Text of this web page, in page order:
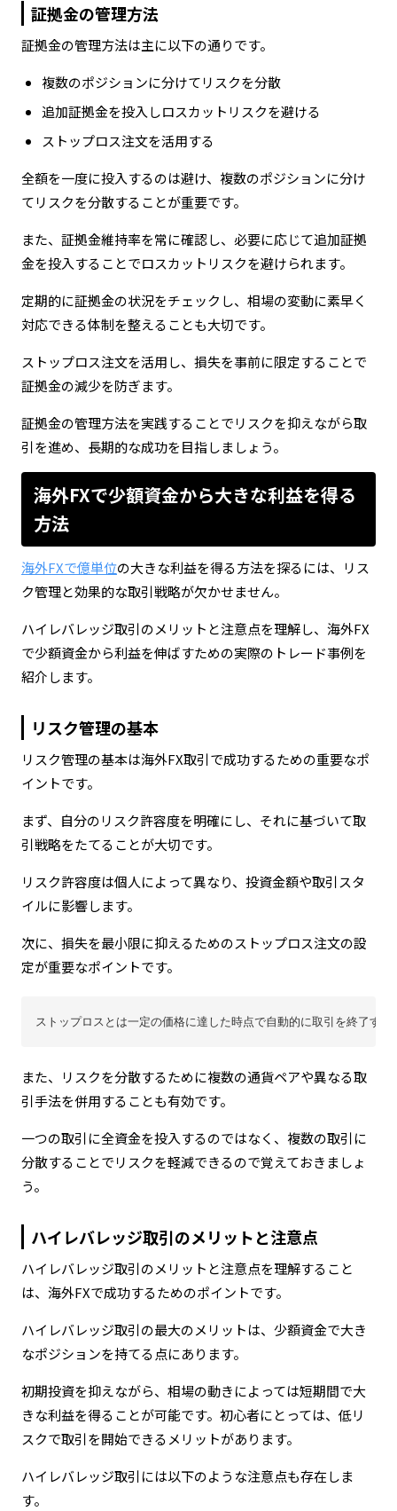
証拠金の管理方法
証拠金の管理方法は主に以下の通りです。
複数のポジションに分けてリスクを分散
追加証拠金を投入しロスカットリスクを避ける
ストップロス注文を活用する
全額を一度に投入するのは避け、複数のポジションに分け
てリスクを分散することが重要です。
また、証拠金維持率を常に確認し、必要に応じて追加証拠
金を投入することでロスカットリスクを避けられます。
定期的に証拠金の状況をチェックし、相場の変動に素早く
対応できる体制を整えることも大切です。
ストップロス注文を活用し、損失を事前に限定することで
証拠金の減少を防ぎます。
証拠金の管理方法を実践することでリスクを抑えながら取
引を進め、長期的な成功を目指しましょう。
海外FXで少額資金から大きな利益を得る
方法
海外FXで億単位の大きな利益を得る方法を探るには、リス
ク管理と効果的な取引戦略が欠かせません。
ハイレバレッジ取引のメリットと注意点を理解し、海外FX
で少額資金から利益を伸ばすための実際のトレード事例を
紹介します。
リスク管理の基本
リスク管理の基本は海外FX取引で成功するための重要なポ
イントです。
まず、自分のリスク許容度を明確にし、それに基づいて取
引戦略をたてることが大切です。
リスク許容度は個人によって異なり、投資金額や取引スタ
イルに影響します。
次に、損失を最小限に抑えるためのストップロス注文の設
定が重要なポイントです。
ストップロスとは一定の価格に達した時点で自動的に取引を終了する
また、リスクを分散するために複数の通貨ペアや異なる取
引手法を併用することも有効です。
一つの取引に全資金を投入するのではなく、複数の取引に
分散することでリスクを軽減できるので覚えておきましょ
う。
ハイレバレッジ取引のメリットと注意点
ハイレバレッジ取引のメリットと注意点を理解すること
は、海外FXで成功するためのポイントです。
ハイレバレッジ取引の最大のメリットは、少額資金で大き
なポジションを持てる点にあります。
初期投資を抑えながら、相場の動きによっては短期間で大
きな利益を得ることが可能です。初心者にとっては、低リ
スクで取引を開始できるメリットがあります。
ハイレバレッジ取引には以下のような注意点も存在しま
す。